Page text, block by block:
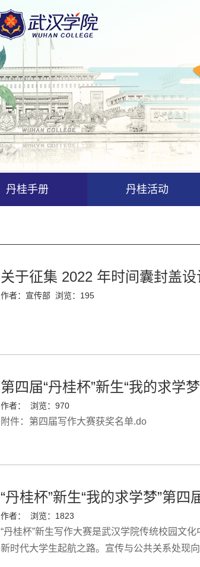
丹桂手册 丹桂活动
关于征集 2022 年时间囊封盖
作者：宣传部 浏览： 195
第四届“丹桂杯”新生“我的求学
作者： 浏览：970
​附件：第四届写作大赛获奖名单.do
“丹桂杯”新生“我的求学梦”第
作者： 浏览： 1823
“丹桂杯”新生写作大赛是武汉学院传统校园文
新时代大学生起航之路。宣传与公共关系处现